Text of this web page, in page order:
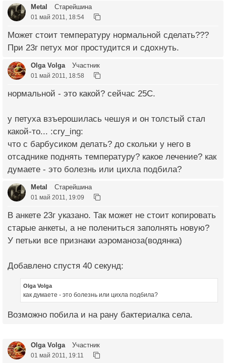
Metal Старейшина
01 май 2011, 18:54
Может стоит температуру нормальной сделать???
При 23г петух мог простудится и сдохнуть.
Olga Volga Участник
01 май 2011, 18:58
нормальной - это какой? сейчас 25С.
у петуха взъерошилась чешуя и он толстый стал
какой-то... :cry_ing:
что с барбусиком делать? до скольки у него в
отсаднике поднять температуру? какое лечение? как
думаете - это болезнь или цихла подбила?
Metal Старейшина
01 май 2011, 19:09
В анкете 23г указано. Так может не стоит копировать
старые анкеты, а не полениться заполнять новую?
У петьки все признаки аэроманоза(водянка)
Добавлено спустя 40 секунд:
Olga Volga
как думаете - это болезнь или цихла подбила?
Возможно побила и на рану бактериалка села.
Olga Volga Участник
01 май 2011, 19:11